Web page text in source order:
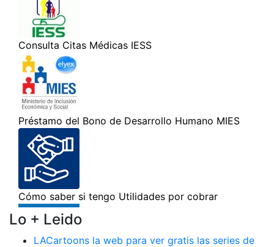
Lo + Leido
LACartoons la web para ver gratis las series de